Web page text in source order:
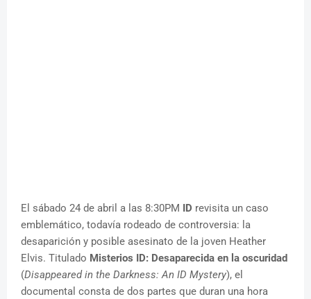
El sábado 24 de abril a las 8:30PM ID revisita un caso
emblemático, todavía rodeado de controversia: la
desaparición y posible asesinato de la joven Heather
Elvis. Titulado Misterios ID: Desaparecida en la oscuridad
(Disappeared in the Darkness: An ID Mystery), el
documental consta de dos partes que duran una hora